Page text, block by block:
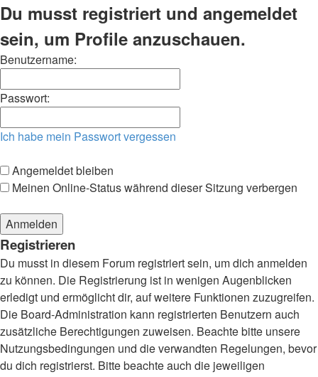
Du musst registriert und angemeldet
sein, um Profile anzuschauen.
Benutzername:
Passwort:
Ich habe mein Passwort vergessen
Angemeldet bleiben
Meinen Online-Status während dieser Sitzung verbergen
Registrieren
Du musst in diesem Forum registriert sein, um dich anmelden
zu können. Die Registrierung ist in wenigen Augenblicken
erledigt und ermöglicht dir, auf weitere Funktionen zuzugreifen.
Die Board-Administration kann registrierten Benutzern auch
zusätzliche Berechtigungen zuweisen. Beachte bitte unsere
Nutzungsbedingungen und die verwandten Regelungen, bevor
du dich registrierst. Bitte beachte auch die jeweiligen